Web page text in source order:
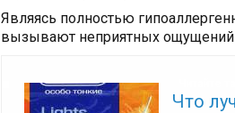
Являясь полностью
вызывают неприятных ощущений
Что